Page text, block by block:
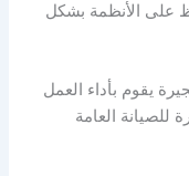
على الأنظمة بشكل
يقوم بأداء العمل
للصيانة العامة